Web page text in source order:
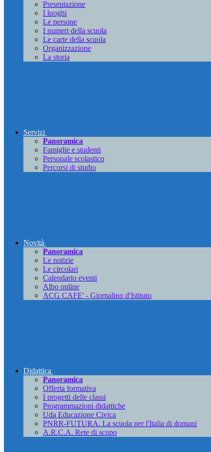
Presentazione
I luoghi
Le persone
I numeri della scuola
Le carte della scuola
Organizzazione
La storia
Servizi
Panoramica
Famiglie e studenti
Personale scolastico
Percorsi di studio
Novità
Panoramica
Le notizie
Le circolari
Calendario eventi
Albo online
ACG CAFE' - Giornalino d'Istituto
Didattica
Panoramica
Offerta formativa
I progetti delle classi
Programmazioni didattiche
Uda Educazione Civica
PNRR-FUTURA. La scuola per l'Italia di domani
A.R.C.A. Rete di scopo